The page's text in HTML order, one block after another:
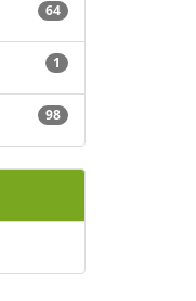
64
1
98